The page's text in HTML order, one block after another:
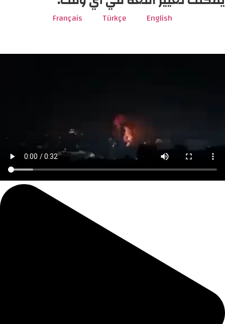
English
Türkçe
Français